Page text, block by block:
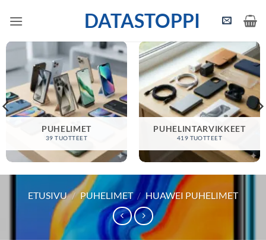
DATASTOPPI
PUHELIMET
39 TUOTTEET
PUHELINTARVIKKEET
419 TUOTTEET
ETUSIVU / PUHELIMET / HUAWEI PUHELIMET